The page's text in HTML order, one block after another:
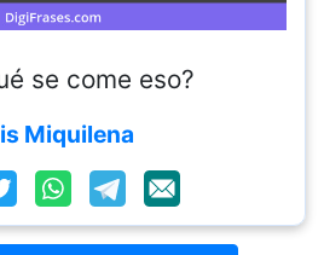
se come eso?
Miquilena